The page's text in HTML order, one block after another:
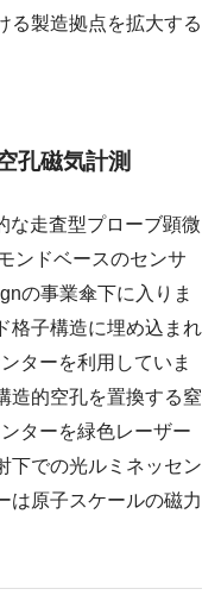
る製造拠点を拡大する
孔磁気計測
な走査型プローブ顕微
ンドベースのセンサ
の事業傘下に入りま
格子構造に埋め込まれ
ターを利用していま
造的空孔を置換する窒
ターを緑色レーザー
下での光ルミネッセン
は原子スケールの磁力